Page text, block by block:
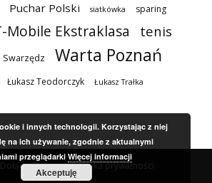
Puchar Polski siatkówka sparing
Mobile Ekstraklasa tenis
Swarzędz Warta Poznań
Łukasz Teodorczyk Łukasz Trałka
Dołącz do nas Polityka prywatności
i innych technologii. Korzystając z niej
na ich używanie, zgodnie z aktualnymi
przeglądarki Więcej informacji
Akceptuję